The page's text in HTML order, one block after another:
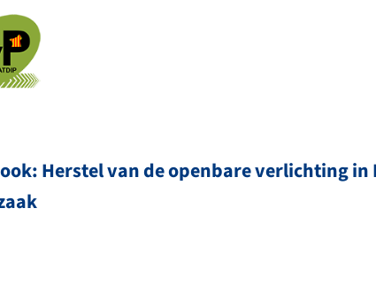
Herstel van de openbare verlichting in